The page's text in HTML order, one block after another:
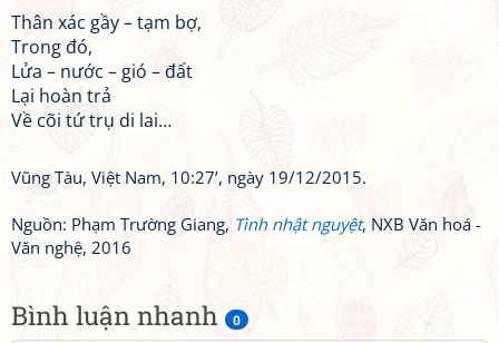
Bình luận nhanh 0
Thân xác gầy – tạm bợ,
Trong đó,
Lửa – nước – gió – đất
Lại hoàn trả
Về cõi tứ trụ di lai…
Vũng Tàu, Việt Nam, 10:27’, ngày 19/12/2015.
Nguồn: Phạm Trường Giang, Tình nhật nguyệt, NXB Văn hoá -
Văn nghệ, 2016